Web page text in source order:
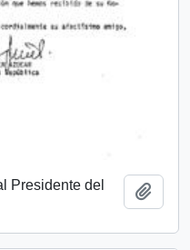
Presidente del